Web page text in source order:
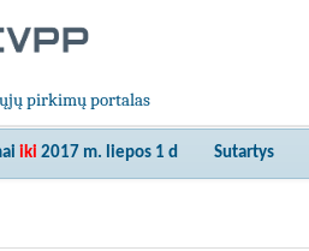
pirkimų portalas
iki 2017 m. liepos 1 d Sutartys